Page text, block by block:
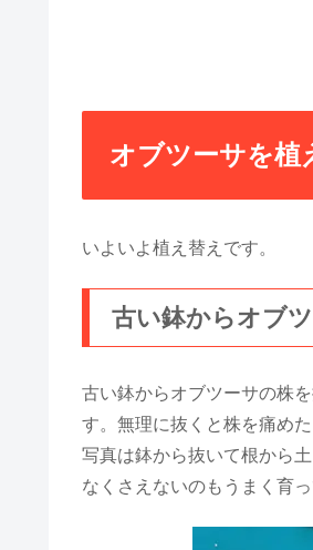
オブツーサを植
いよいよ植え替えです。
古い鉢からオブ
古い鉢からオブツーサの株
す。無理に抜くと株を痛め
写真は鉢から抜いて根から
なくさえないのもうまく育